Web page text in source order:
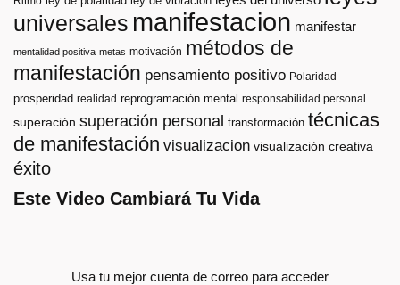
universales manifestacion manifestar
mentalidad positiva metas motivación métodos de
manifestación pensamiento positivo Polaridad
prosperidad realidad reprogramación mental responsabilidad personal.
superación superación personal transformación técnicas
de manifestación visualizacion visualización creativa
éxito
Este Video Cambiará Tu Vida
Usa tu mejor cuenta de correo para acceder